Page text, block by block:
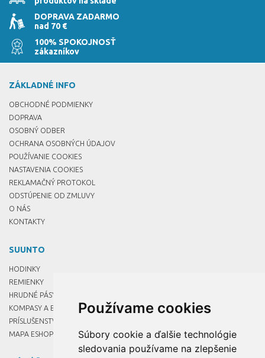
Používame cookies
Súbory cookie a ďalšie technológie
sledovania používame na zlepšenie
DOPRAVA ZADARMO
nad 70 €
100% SPOKOJNOSŤ
zákazníkov
ZÁKLADNÉ INFO
OBCHODNÉ PODMIENKY
DOPRAVA
OSOBNÝ ODBER
OCHRANA OSOBNÝCH ÚDAJOV
POUŽÍVANIE COOKIES
NASTAVENIA COOKIES
REKLAMAČNÝ PROTOKOL
ODSTÚPENIE OD ZMLUVY
O NÁS
KONTAKTY
SUUNTO
HODINKY
REMIENKY
HRUDNÉ PÁSY
KOMPASY A BUZOLY
PRÍSLUŠENSTVO
MAPA ESHOPU